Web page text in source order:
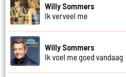
Willy Sommers
Ik verveel me
Willy Sommers
Ik voel me goed vandaag